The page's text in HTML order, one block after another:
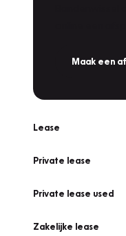
Maak een
Lease
Private lease
Private lease used
Zakelijke lease